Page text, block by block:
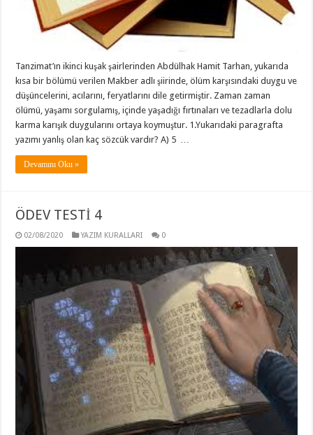
Tanzimat’ın ikinci kuşak şairlerinden Abdülhak Hamit Tarhan, yukarıda
kısa bir bölümü verilen Makber adlı şiirinde, ölüm karşısındaki duygu ve
düşüncelerini, acılarını, feryatlarını dile getirmiştir. Zaman zaman
ölümü, yaşamı sorgulamış, içinde yaşadığı fırtınaları ve tezadlarla dolu
karma karışık duygularını ortaya koymuştur. 1.Yukarıdaki paragrafta
yazımı yanlış olan kaç sözcük vardır? A) 5 …
Devamını Oku »
ÖDEV TESTİ 4
02/08/2020 YAZIM KURALLARI 0